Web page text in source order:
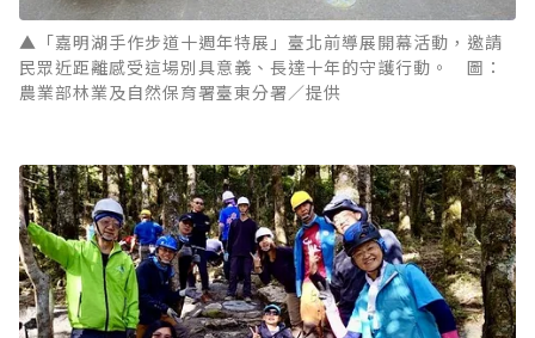
▲「嘉明湖手作步道十週年特展」臺北前導展開幕活動，邀請
民眾近距離感受這場別具意義、長達十年的守護行動。 圖：
農業部林業及自然保育署臺東分署／提供